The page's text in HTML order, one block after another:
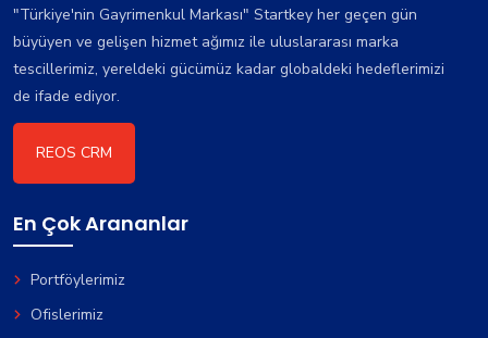
"Türkiye'nin Gayrimenkul Markası" Startkey her geçen gün
büyüyen ve gelişen hizmet ağımız ile uluslararası marka
tescillerimiz, yereldeki gücümüz kadar globaldeki hedeflerimizi
de ifade ediyor.
REOS CRM
En Çok Arananlar
Portföylerimiz
Ofislerimiz